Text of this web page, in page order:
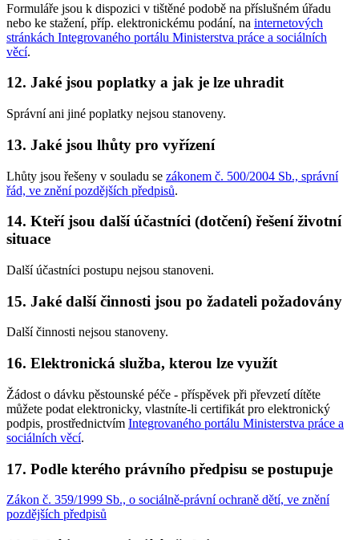
Formuláře jsou k dispozici v tištěné podobě na příslušném úřadu
nebo ke stažení, příp. elektronickému podání, na internetových
stránkách Integrovaného portálu Ministerstva práce a sociálních
věcí.
12. Jaké jsou poplatky a jak je lze uhradit
Správní ani jiné poplatky nejsou stanoveny.
13. Jaké jsou lhůty pro vyřízení
Lhůty jsou řešeny v souladu se zákonem č. 500/2004 Sb., správní
řád, ve znění pozdějších předpisů.
14. Kteří jsou další účastníci (dotčení) řešení životní
situace
Další účastníci postupu nejsou stanoveni.
15. Jaké další činnosti jsou po žadateli požadovány
Další činnosti nejsou stanoveny.
16. Elektronická služba, kterou lze využít
Žádost o dávku pěstounské péče - příspěvek při převzetí dítěte
můžete podat elektronicky, vlastníte-li certifikát pro elektronický
podpis, prostřednictvím Integrovaného portálu Ministerstva práce a
sociálních věcí.
17. Podle kterého právního předpisu se postupuje
Zákon č. 359/1999 Sb., o sociálně-právní ochraně dětí, ve znění
pozdějších předpisů